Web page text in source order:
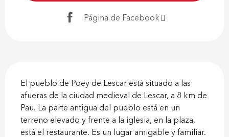
Página de Facebook
El pueblo de Poey de Lescar está situado a las
afueras de la ciudad medieval de Lescar, a 8 km de
Pau. La parte antigua del pueblo está en un
terreno elevado y frente a la iglesia, en la plaza,
está el restaurante. Es un lugar amigable y familiar.